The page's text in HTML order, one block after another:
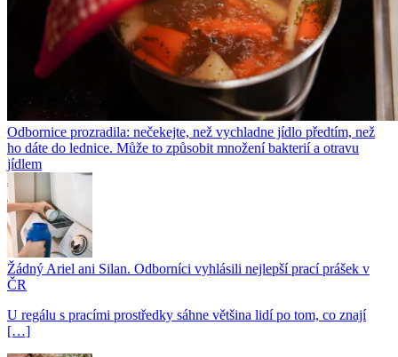
Odbornice prozradila: nečekejte, než vychladne jídlo předtím, než
ho dáte do lednice. Může to způsobit množení bakterií a otravu
jídlem
Žádný Ariel ani Silan. Odborníci vyhlásili nejlepší prací prášek v
ČR
U regálu s pracími prostředky sáhne většina lidí po tom, co znají
[…]